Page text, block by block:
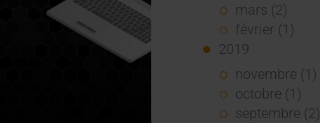
mars (2)
février (1)
2019
novembre (1)
octobre (1)
septembre (2)